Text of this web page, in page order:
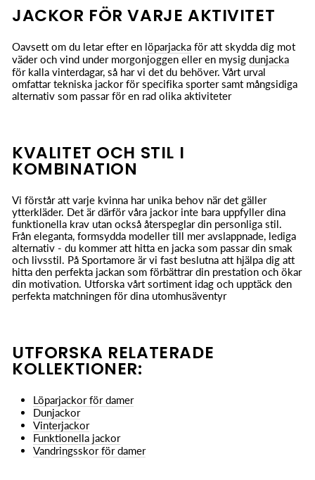
JACKOR FÖR VARJE AKTIVITET
Oavsett om du letar efter en löparjacka för att skydda dig mot
väder och vind under morgonjoggen eller en mysig dunjacka
för kalla vinterdagar, så har vi det du behöver. Vårt urval
omfattar tekniska jackor för specifika sporter samt mångsidiga
alternativ som passar för en rad olika aktiviteter
KVALITET OCH STIL I
KOMBINATION
Vi förstår att varje kvinna har unika behov när det gäller
ytterkläder. Det är därför våra jackor inte bara uppfyller dina
funktionella krav utan också återspeglar din personliga stil.
Från eleganta, formsydda modeller till mer avslappnade, lediga
alternativ - du kommer att hitta en jacka som passar din smak
och livsstil. På Sportamore är vi fast beslutna att hjälpa dig att
hitta den perfekta jackan som förbättrar din prestation och ökar
din motivation. Utforska vårt sortiment idag och upptäck den
perfekta matchningen för dina utomhusäventyr
UTFORSKA RELATERADE
KOLLEKTIONER:
Löparjackor för damer
Dunjackor
Vinterjackor
Funktionella jackor
Vandringsskor för damer